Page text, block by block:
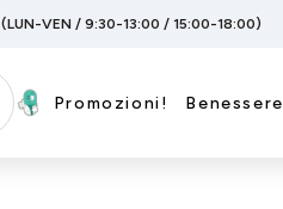
(LUN-VEN / 9:30-13:00 / 15:00-18:00)
Promozioni! Benessere